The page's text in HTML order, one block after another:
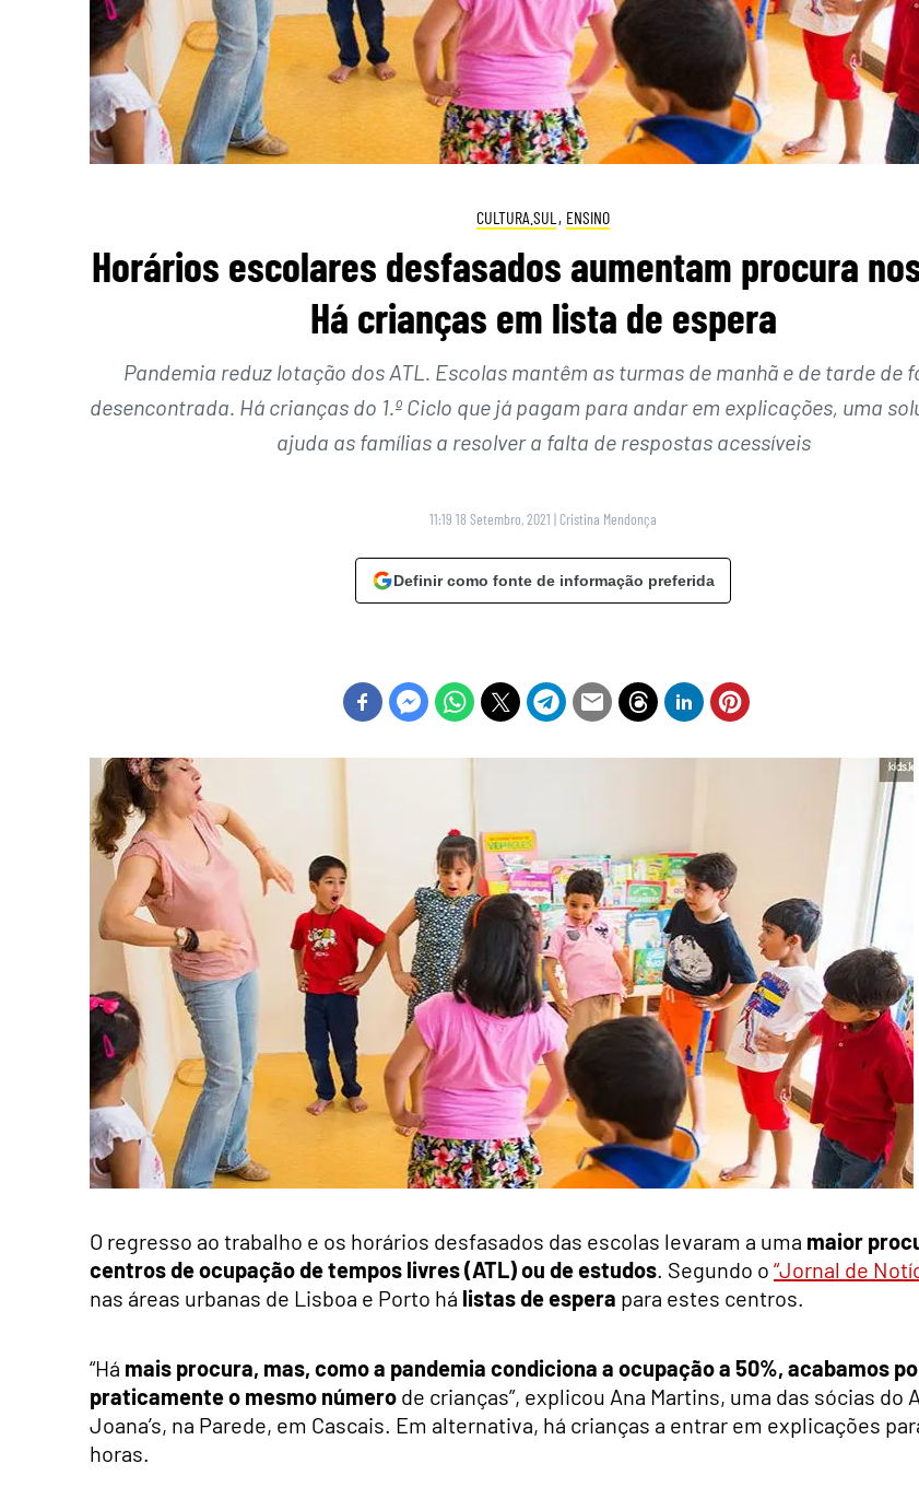
CULTURA.SUL , ENSINO
Horários escolares desfasados aumentam procura
Há crianças em lista de espera
Pandemia reduz lotação dos ATL. Escolas mantêm as turmas de manhã e de tarde de
desencontrada. Há crianças do 1.º Ciclo que já pagam para andar em explicações, uma
ajuda as famílias a resolver a falta de respostas acessíveis
11:19 18 Setembro, 2021 | Cristina Mendonça
Definir como fonte de informação preferida
O regresso ao trabalho e os horários desfasados das escolas levaram a uma maior
centros de ocupação de tempos livres (ATL) ou de estudos . Segundo o “Jornal de
nas áreas urbanas de Lisboa e Porto há listas de espera para estes centros.
“Há mais procura, mas, como a pandemia condiciona a ocupação a 50%, acabamos
praticamente o mesmo número de crianças”, explicou Ana Martins, uma das sócias do
Joana’s, na Parede, em Cascais. Em alternativa, há crianças a entrar em explicações
horas.